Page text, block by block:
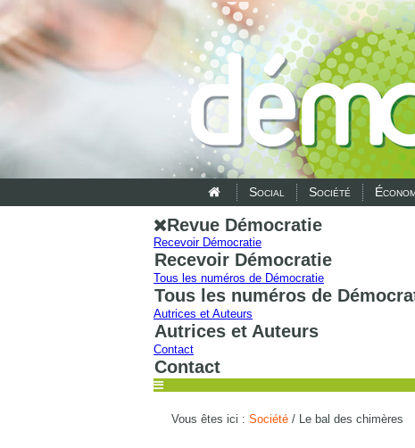
Social Société
Revue Démocratie
Recevoir Démocratie
Recevoir Démocratie
Tous les numéros de Démocratie
Tous les numéros de
Autrices et Auteurs
Autrices et Auteurs
Contact
Contact
Vous êtes ici : Société / Le bal des chimères